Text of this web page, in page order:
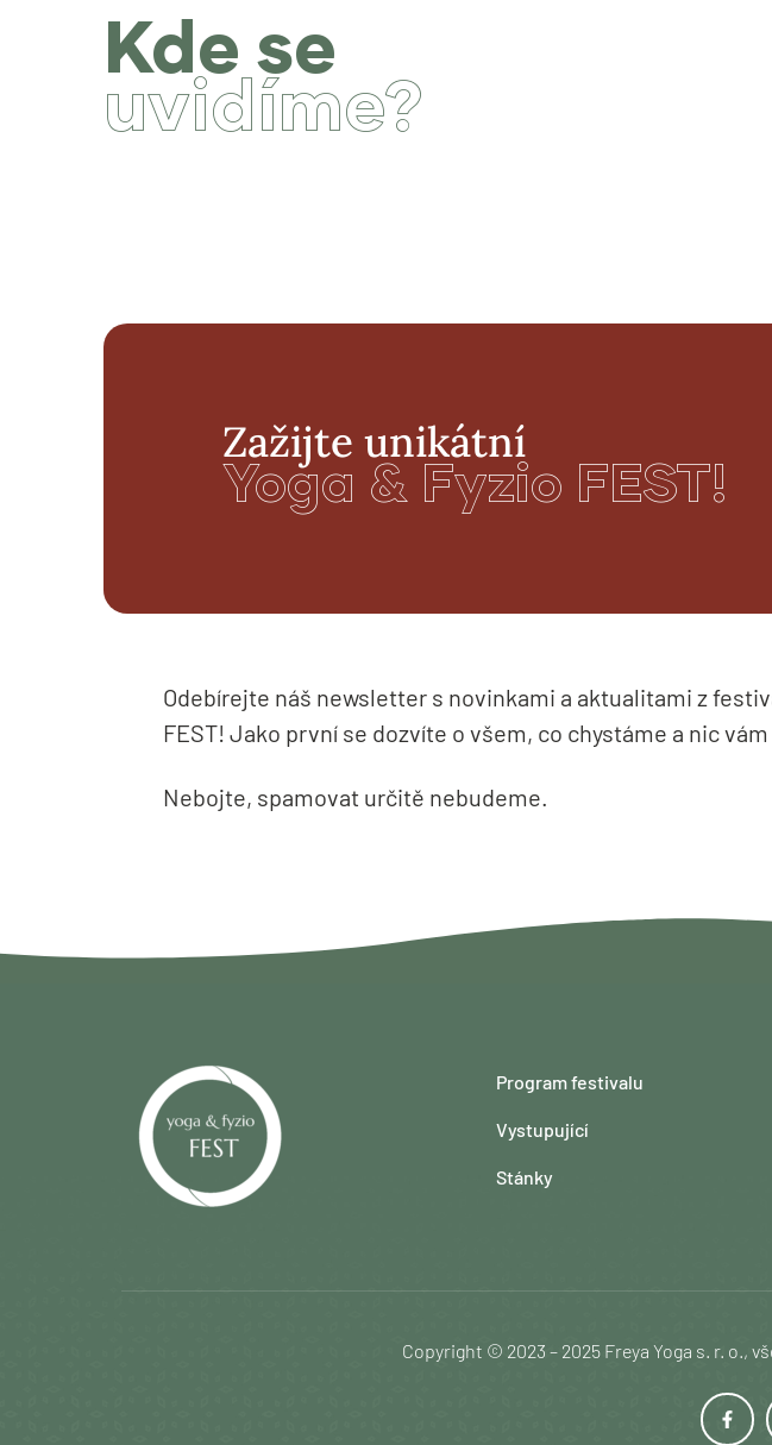
Kde se
uvidíme?
Zažijte unikátní
Yoga & Fyzio FEST!
Odebírejte náš newsletter s novinkami a aktualitami z
FEST! Jako první se dozvíte o všem, co chystáme a nic vám
Nebojte, spamovat určitě nebudeme.
Program festivalu
Vystupující
Stánky
Copyright © 2023 – 2025 Freya Yoga s. r. o.,